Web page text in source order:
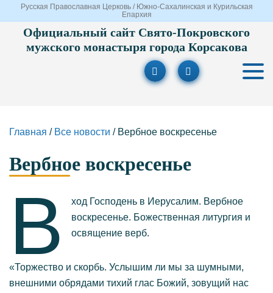
Русская Православная Церковь / Южно-Сахалинская и Курильская
Епархия
Официальный сайт Свято-Покровского
мужского монастыря города Корсакова
Главная / Все новости / Вербное воскресенье
Вербное воскресенье
В
ход Господень в Иерусалим. Вербное
воскресенье. Божественная литургия и
освящение верб.
«Торжество и скорбь. Услышим ли мы за шумными,
внешними обрядами тихий глас Божий, зовущий нас